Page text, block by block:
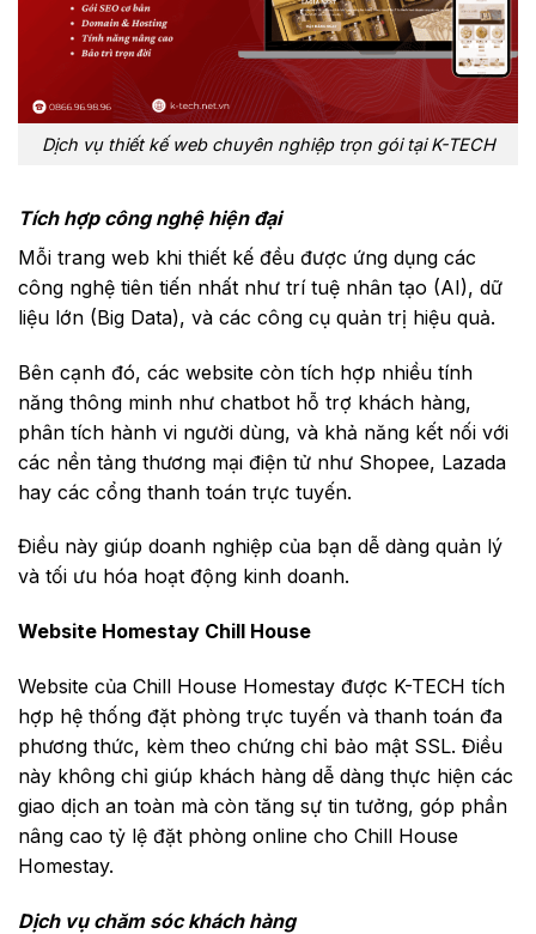
Dịch vụ thiết kế web chuyên nghiệp trọn gói tại K-TECH
Tích hợp công nghệ hiện đại
Mỗi trang web khi thiết kế đều được ứng dụng các
công nghệ tiên tiến nhất như trí tuệ nhân tạo (AI), dữ
liệu lớn (Big Data), và các công cụ quản trị hiệu quả.
Bên cạnh đó, các website còn tích hợp nhiều tính
năng thông minh như chatbot hỗ trợ khách hàng,
phân tích hành vi người dùng, và khả năng kết nối với
các nền tảng thương mại điện tử như Shopee, Lazada
hay các cổng thanh toán trực tuyến.
Điều này giúp doanh nghiệp của bạn dễ dàng quản lý
và tối ưu hóa hoạt động kinh doanh.
Website Homestay Chill House
Website của Chill House Homestay được K-TECH tích
hợp hệ thống đặt phòng trực tuyến và thanh toán đa
phương thức, kèm theo chứng chỉ bảo mật SSL. Điều
này không chỉ giúp khách hàng dễ dàng thực hiện các
giao dịch an toàn mà còn tăng sự tin tưởng, góp phần
nâng cao tỷ lệ đặt phòng online cho Chill House
Homestay.
Dịch vụ chăm sóc khách hàng